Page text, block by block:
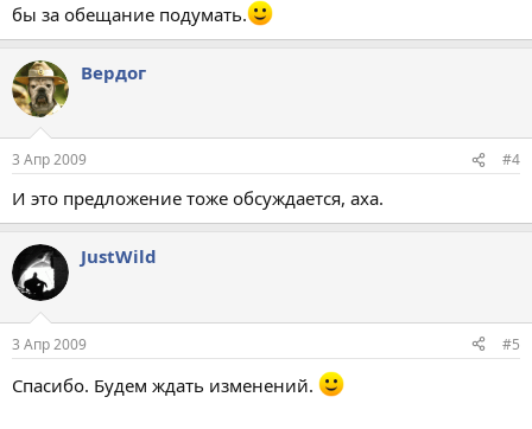
бы за обещание подумать.
Вердог
3 Апр 2009 #4
И это предложение тоже обсуждается, аха.
JustWild
3 Апр 2009 #5
Спасибо. Будем ждать изменений.